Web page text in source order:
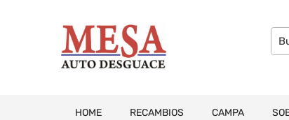
HOME RECAMBIOS CAMPA